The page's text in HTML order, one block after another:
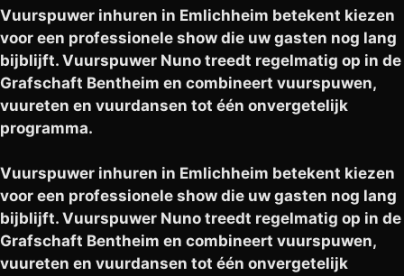
Vuurspuwer inhuren in Emlichheim betekent kiezen
voor een professionele show die uw gasten nog lang
bijblijft. Vuurspuwer Nuno treedt regelmatig op in de
Grafschaft Bentheim en combineert vuurspuwen,
vuureten en vuurdansen tot één onvergetelijk
programma.
Vuurspuwer inhuren in Emlichheim betekent kiezen
voor een professionele show die uw gasten nog lang
bijblijft. Vuurspuwer Nuno treedt regelmatig op in de
Grafschaft Bentheim en combineert vuurspuwen,
vuureten en vuurdansen tot één onvergetelijk